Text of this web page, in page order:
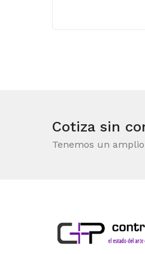
Cotiza sin
Tenemos un